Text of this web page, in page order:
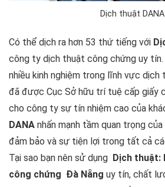
Dịch thuật DANA
Có thể dịch ra hơn 53 thứ tiếng với
công ty dịch thuật công chứng uy tín.
nhiều kinh nghiệm trong lĩnh vực
đã được Cục Sở hữu trí tuệ cấp giấy
cho công ty sự tín nhiệm cao của
DANA nhấn mạnh tầm quan trọng
đảm bảo và sự tiện lợi trong tất cả
Tại sao bạn nên sử dụng Dịch thuật:
công chứng Đà Nẵng uy tín, chất